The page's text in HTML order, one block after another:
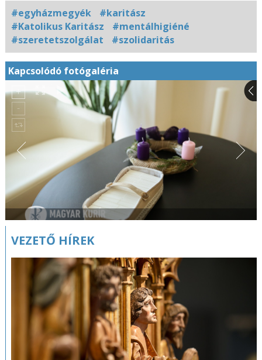
#egyházmegyék
#karitász
#Katolikus Karitász
#mentálhigiéné
#szeretetszolgálat
#szolidaritás
Kapcsolódó fotógaléria
VEZETŐ HÍREK